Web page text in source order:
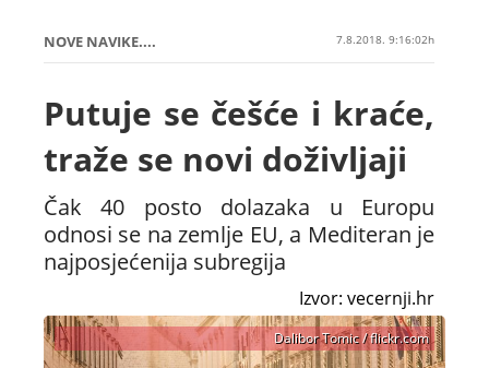
NOVE NAVIKE.... 7.8.2018. 9:16:02h
Putuje se češće i kraće,
traže se novi doživljaji
Čak 40 posto dolazaka u Europu
odnosi se na zemlje EU, a Mediteran je
najposjećenija subregija
Izvor: vecernji.hr
Dalibor Tomic / flickr.com